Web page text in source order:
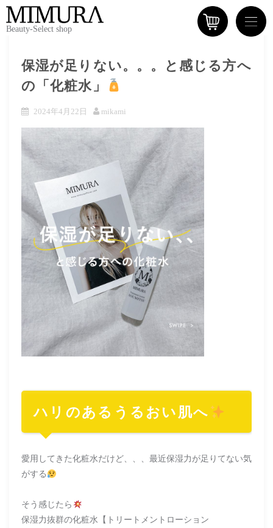
Beauty-Select shop
保湿が足りない。。。と感じる方へ
の「化粧水」
2024年4月22日 mikami
ハリのあるうるおい肌へ
愛用してきた化粧水だけど、、、最近保湿力が足りてない気
がする
そう感じたら
保湿力抜群の化粧水【トリートメントローション